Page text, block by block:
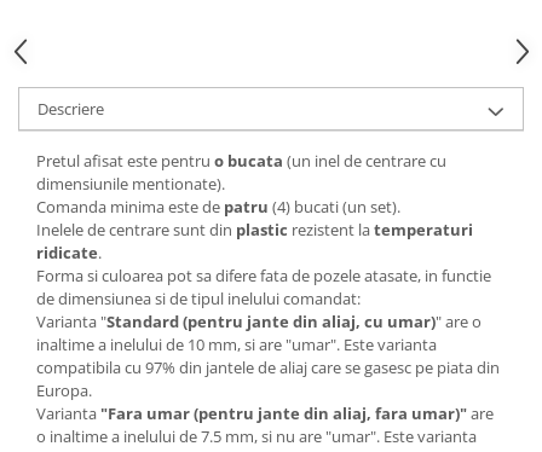
Descriere
Pretul afisat este pentru o bucata (un inel de centrare cu
dimensiunile mentionate).
Comanda minima este de patru (4) bucati (un set).
Inelele de centrare sunt din plastic rezistent latemperaturi
ridicate.
Forma si culoarea pot sa difere fata de pozele atasate, in functie
de dimensiunea si de tipul inelului comandat:
Varianta "Standard (pentru jante din aliaj, cu umar)" are o
inaltime a inelului de 10 mm, si are "umar". Este varianta
compatibila cu 97% din jantele de aliaj care se gasesc pe piata din
Europa.
Varianta "Fara umar (pentru jante din aliaj, fara umar)"are
o inaltime a inelului de 7.5 mm, si nu are "umar". Este varianta